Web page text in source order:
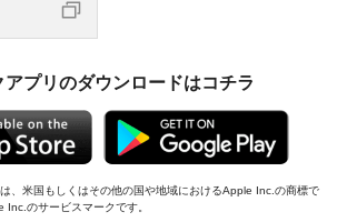
プリのダウンロードはコチラ
、米国もしくはその他の国や地域におけるApple Inc.の商標で
のサービスマークです。